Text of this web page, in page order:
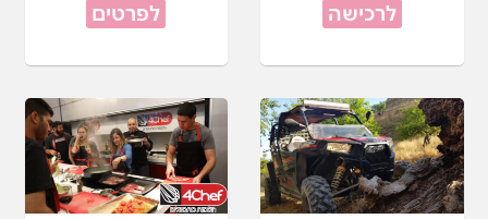
לרכישה לפרטים